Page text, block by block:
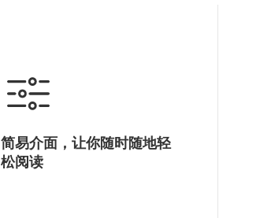
简易介面，让你随时随地轻
松阅读